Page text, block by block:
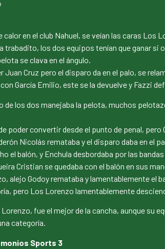
calor en el club Nahuel, se veían las caras Los
los dos equipos tenían que ganar si
se clava en el ángulo.
Juan Cruz pero el disparo da en el palo, se
García Emilio, este se la devuelve y Fazzi
de los dos manejaba la pelota, muchos
poder convertir desde el punto de penal, pero
Nicolás remataba y el disparo daba en el
el balón, y Enchula desbordaba por las bandas
Cristian se quedaba con el balón en sus
alejo Godoy remataba y lamentablemente el
pero Los Lorenzo lamentablemente
fue el mejor de la cancha, aunque su
categoría.
Sports 3